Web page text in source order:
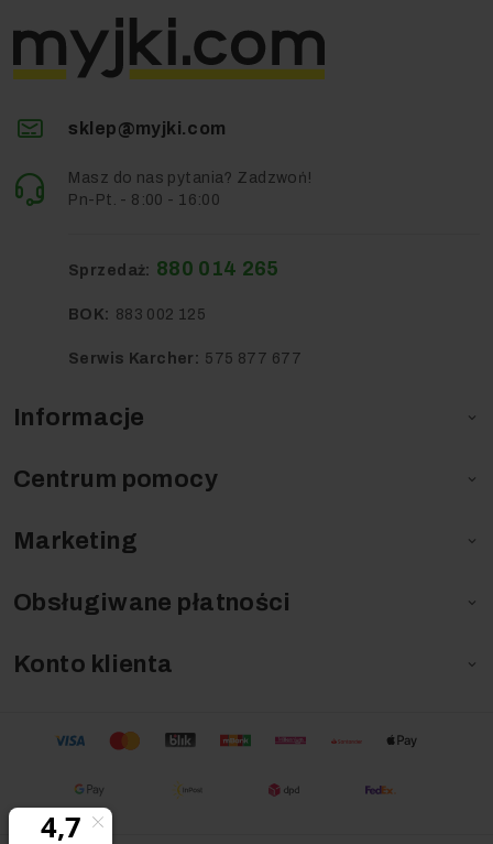
Informacje 
Centrum pomocy 
Marketing 
Obsługiwane płatności 
Konto klienta 
sklep@myjki.com
Masz do nas pytania? Zadzwoń!
Pn-Pt. - 8:00 - 16:00
Sprzedaż: 880 014 265
BOK: 883 002 125
Serwis Karcher: 575 877 677